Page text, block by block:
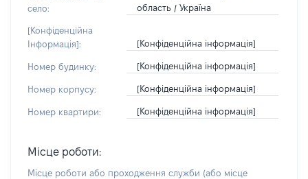
село:
область / Україна
[Конфіденційна
Інформація]:
[Конфіденційна інформація]
Номер будинку: [Конфіденційна інформація]
Номер корпусу: [Конфіденційна інформація]
Номер квартири: [Конфіденційна інформація]
Місце роботи:
Місце роботи або проходження служби (або місце